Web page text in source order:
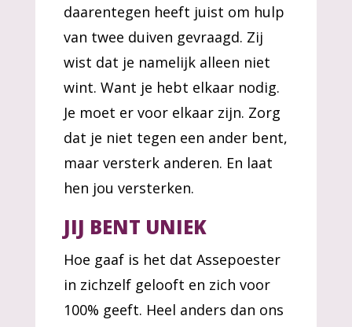
daarentegen heeft juist om hulp
van twee duiven gevraagd. Zij
wist dat je namelijk alleen niet
wint. Want je hebt elkaar nodig.
Je moet er voor elkaar zijn. Zorg
dat je niet tegen een ander bent,
maar versterk anderen. En laat
hen jou versterken.
JIJ BENT UNIEK
Hoe gaaf is het dat Assepoester
in zichzelf gelooft en zich voor
100% geeft. Heel anders dan ons